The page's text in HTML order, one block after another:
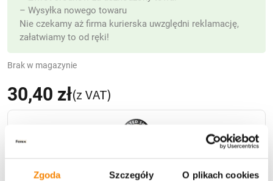
Zgoda Szczegóły O plikach cookies
30,40 zł(z VAT)
Brak w magazynie
– Wysyłka nowego towaru
Nie czekamy aż firma kurierska uwzględni reklamację,
załatwiamy to od ręki!